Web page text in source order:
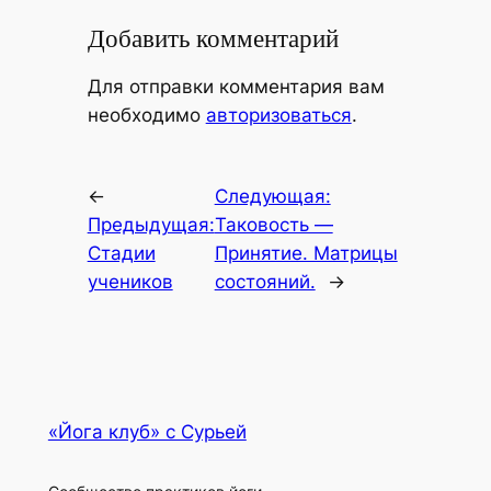
Добавить комментарий
Для отправки комментария вам
необходимо авторизоваться.
←
Предыдущая:
Стадии
учеников
Следующая:
Таковость —
Принятие. Матрицы
состояний.
→
«Йога клуб» с Сурьей